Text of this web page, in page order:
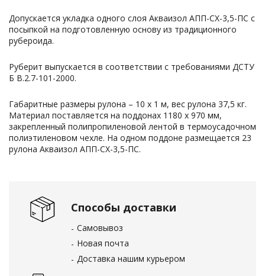
Способы доставки
Самовывоз
Новая почта
Доставка нашим курьером
Допускается укладка одного слоя Акваизол АПП-СХ-3,5-ПС с
посыпкой на подготовленную основу из традиционного
рубероида.
Руберит выпускается в соответствии с требованиями ДСТУ
Б В.2.7-101-2000.
Габаритные размеры рулона – 10 х 1 м, вес рулона 37,5 кг.
Материал поставляется на поддонах 1180 х 970 мм,
закрепленный полипропиленовой лентой в термоусадочном
полиэтиленовом чехле. На одном поддоне размещается 23
рулона Акваизол АПП-СХ-3,5-ПС.